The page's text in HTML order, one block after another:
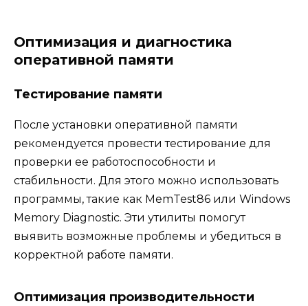
Оптимизация и диагностика
оперативной памяти
Тестирование памяти
После установки оперативной памяти
рекомендуется провести тестирование для
проверки ее работоспособности и
стабильности. Для этого можно использовать
программы, такие как MemTest86 или Windows
Memory Diagnostic. Эти утилиты помогут
выявить возможные проблемы и убедиться в
корректной работе памяти.
Оптимизация производительности